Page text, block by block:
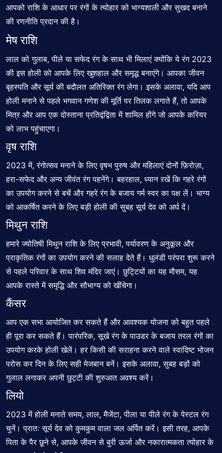
आपको राशि के आधार पर रंगों के त्योहार को भाग्यशाली और सुखद बनाने
की रणनीति प्रदान की है।
मेष राशि
लाल को गुलाब, पीले या सफेद रंग के साथ भी मिलाएं क्योंकि ये रंग 2023
की इस होली को आपके लिए खुशहाल और समृद्ध बनाएंगे। आपका जीवन
बृहस्पति और सूर्य की बदौलत अतिरिक्त रंग लेगा। इसके अलावा, यदि आप
होली मनाने से पहले भगवान गणेश की मूर्ति पर तिलक लगाते हैं, तो आपके
मित्र और आप एक दोस्ताना प्रतिद्वंद्विता में शामिल होंगे जो आपके करियर
को लाभ पहुंचाएगा।
वृष राशि
2023 में, रंगोत्सव मनाने के लिए वृषभ पुरुष और महिलाएं दोनों फ़िरोज़ा,
हरा-सफेद और अन्य जीवंत रंग पहनेंगे। बहरहाल, ध्यान रखें कि गहरे रंगों
का उपयोग करने से बचें और गहरे रंग के बजाय गर्म स्वर का पक्ष लें। भाग्य
को आकर्षित करने के लिए बड़ी होली की सुबह सूर्य देव को अर्घ दें।
मिथुन राशि
हमारे ज्योतिषी मिथुन राशि के लिए प्रभावी, पर्यावरण के अनुकूल और
प्राकृतिक रंगों का उपयोग करने की सलाह देते हैं। धुलंडी परंपरा शुरू करने
से पहले परिवार के साथ शिव मंदिर जाएं। छुट्टियों का यह मौसम, यह
आपके रास्ते में समृद्धि और सौभाग्य को खींचेगा।
कैंसर
आप एक सभा आयोजित कर सकते हैं और आवश्यक योजना को बहुत पहले
ही पूरा कर सकते हैं। पारंपरिक, सूखे रंग के पाउडर के बजाय तरल रंगों का
उपयोग करके होली खेलें। हर किसी की सराहना करने वाले स्वादिष्ट भोजन
परोस कर दिन के लिए सही मेजबान बनें। इसके अलावा, सुबह बड़ों को
गुलाल लगाकर अपनी छुट्टी की शुरुआत अवश्य करें।
लियो
2023 में होली मनाते समय, लाल, मैजेंटा, पीला या पीले रंग के पेस्टल रंग
चुनें। प्रातः सूर्य देव को कुमकुम वाला जल अर्पित करें। इसी तरह, आपके
पिता के पैर छूने से, आपके जीवन से बुरी ऊर्जा और नकारात्मकता त्योहार के